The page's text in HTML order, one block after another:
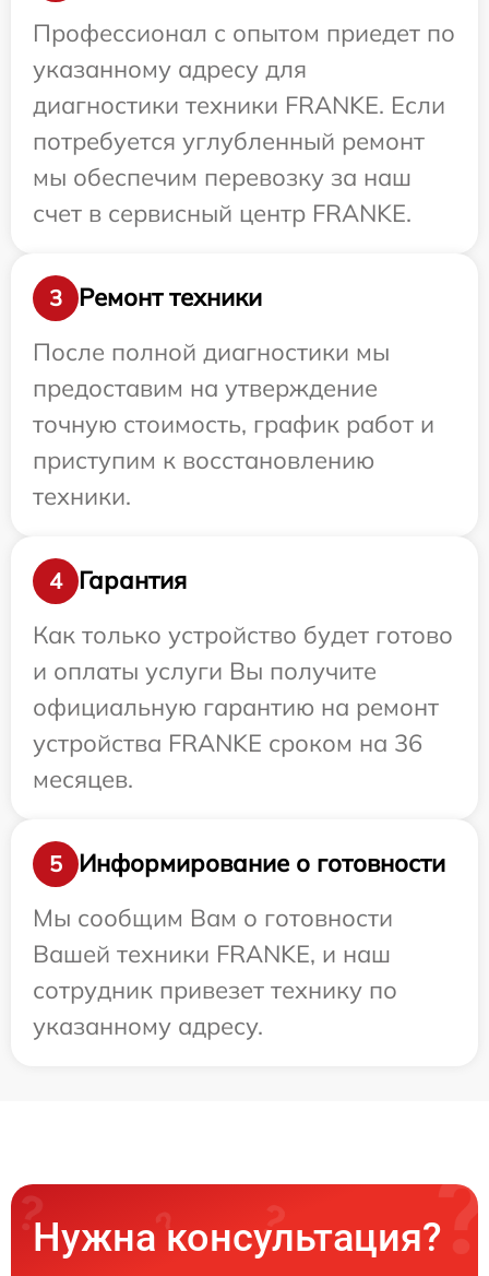
Профессионал с опытом приедет по
указанному адресу для
диагностики техники FRANKE. Если
потребуется углубленный ремонт
мы обеспечим перевозку за наш
счет в сервисный центр FRANKE.
3
Ремонт техники
После полной диагностики мы
предоставим на утверждение
точную стоимость, график работ и
приступим к восстановлению
техники.
4
Гарантия
Как только устройство будет готово
и оплаты услуги Вы получите
официальную гарантию на ремонт
устройства FRANKE сроком на 36
месяцев.
5
Информирование о готовности
Мы сообщим Вам о готовности
Вашей техники FRANKE, и наш
сотрудник привезет технику по
указанному адресу.
Нужна консультация?